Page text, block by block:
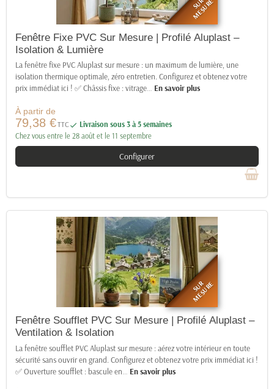
SUR
MESURE
Fenêtre Fixe PVC Sur Mesure | Profilé Aluplast –
Isolation & Lumière
La fenêtre fixe PVC Aluplast sur mesure : un maximum de lumière, une
isolation thermique optimale, zéro entretien. Configurez et obtenez votre
prix immédiat ici ! ✅ Châssis fixe : vitrage… En savoir plus
À partir de
79,38 €TTC Livraison sous 3 à 5 semaines
Chez vous entre le 28 août et le 11 septembre
Configurer
SUR
MESURE
Fenêtre Soufflet PVC Sur Mesure | Profilé Aluplast –
Ventilation & Isolation
La fenêtre soufflet PVC Aluplast sur mesure : aérez votre intérieur en toute
sécurité sans ouvrir en grand. Configurez et obtenez votre prix immédiat ici !
✅ Ouverture soufflet : bascule en
En savoir plus